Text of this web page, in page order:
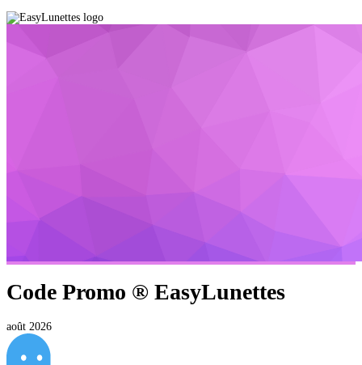
Code Promo ® EasyLunettes
août 2026